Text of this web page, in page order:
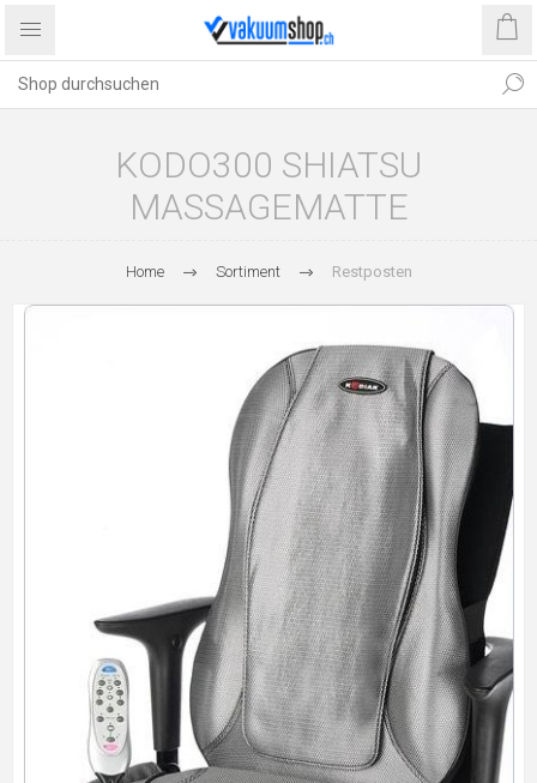
KODO300 SHIATSU
MASSAGEMATTE
Home Sortiment Restposten